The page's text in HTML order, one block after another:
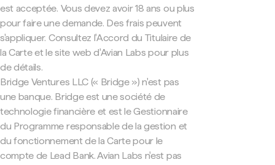
est acceptée. Vous devez avoir 18 ans ou plus
pour faire une demande. Des frais peuvent
s'appliquer. Consultez l'Accord du Titulaire de
la Carte et le site web d'Avian Labs pour plus
de détails.
Bridge Ventures LLC (« Bridge ») n'est pas
une banque. Bridge est une société de
technologie financière et est le Gestionnaire
du Programme responsable de la gestion et
du fonctionnement de la Carte pour le
compte de Lead Bank. Avian Labs n'est pas